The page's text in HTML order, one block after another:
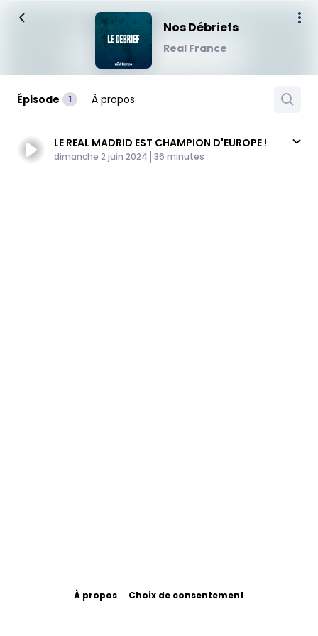
Nos Débriefs
Real France
Épisode 1 À propos
LE REAL MADRID EST CHAMPION D'EUROPE !
Published At
dimanche 2 juin 2024 Time
36 minutes
À propos Choix de consentement